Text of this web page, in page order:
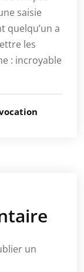
saisie
quelqu’un a
les
: incroyable
un